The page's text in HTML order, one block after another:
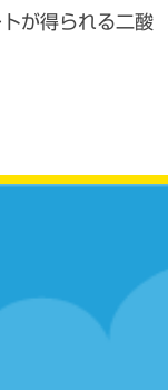
が得られる二酸